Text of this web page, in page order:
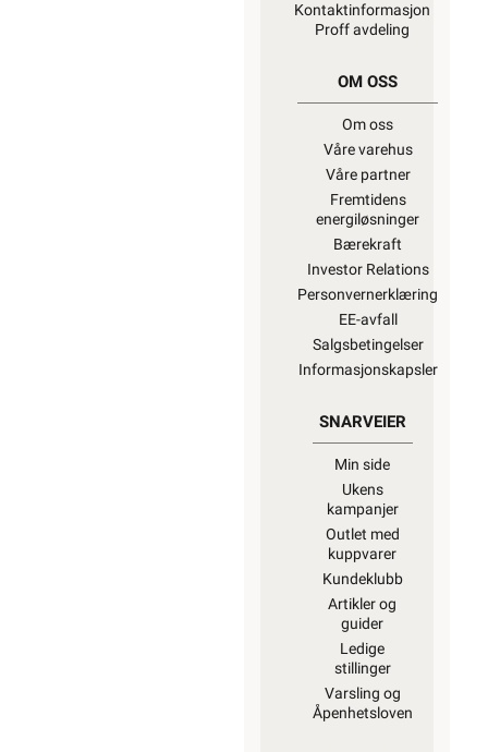
Kontaktinformasjon
Proff avdeling
OM OSS
Om oss
Våre varehus
Våre partner
Fremtidens
energiløsninger
Bærekraft
Investor Relations
Personvernerklæring
EE-avfall
Salgsbetingelser
Informasjonskapsler
SNARVEIER
Min side
Ukens
kampanjer
Outlet med
kuppvarer
Kundeklubb
Artikler og
guider
Ledige
stillinger
Varsling og
Åpenhetsloven